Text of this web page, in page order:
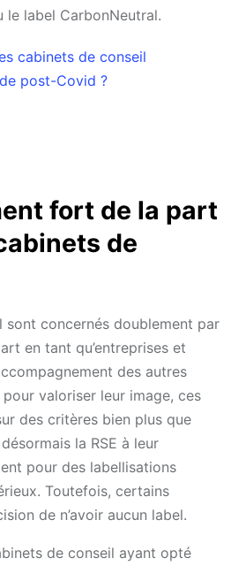
label CarbonNeutral.
cabinets de conseil
post-Covid ?
fort de la part
de
sont concernés doublement par
en tant qu’entreprises et
des autres
pour valoriser leur image, ces
des critères bien plus que
la RSE à leur
pour des labellisations
Toutefois, certains
de n’avoir aucun label.
de conseil ayant opté